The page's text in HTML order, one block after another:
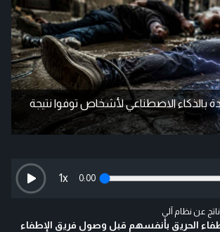
بالذكاء الاصطناعي لأشخاص توفوا نتيجة
0:00
1x
عن نظام آلي
الحريق بأنفسهم قبل وصول فريق الإطفاء